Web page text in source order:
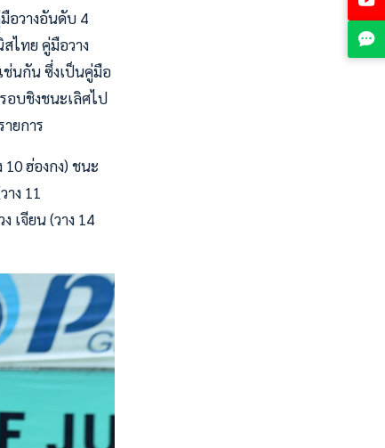
อวางอันดับ 4
ไทย คู่มือวาง
ช่นกัน ซึ่งเป็นคู่มือ
อบชิงชนะเลิศไป
ยการ
ฮ่องกง) ชนะ
ง 11
เจียน (วาง 14